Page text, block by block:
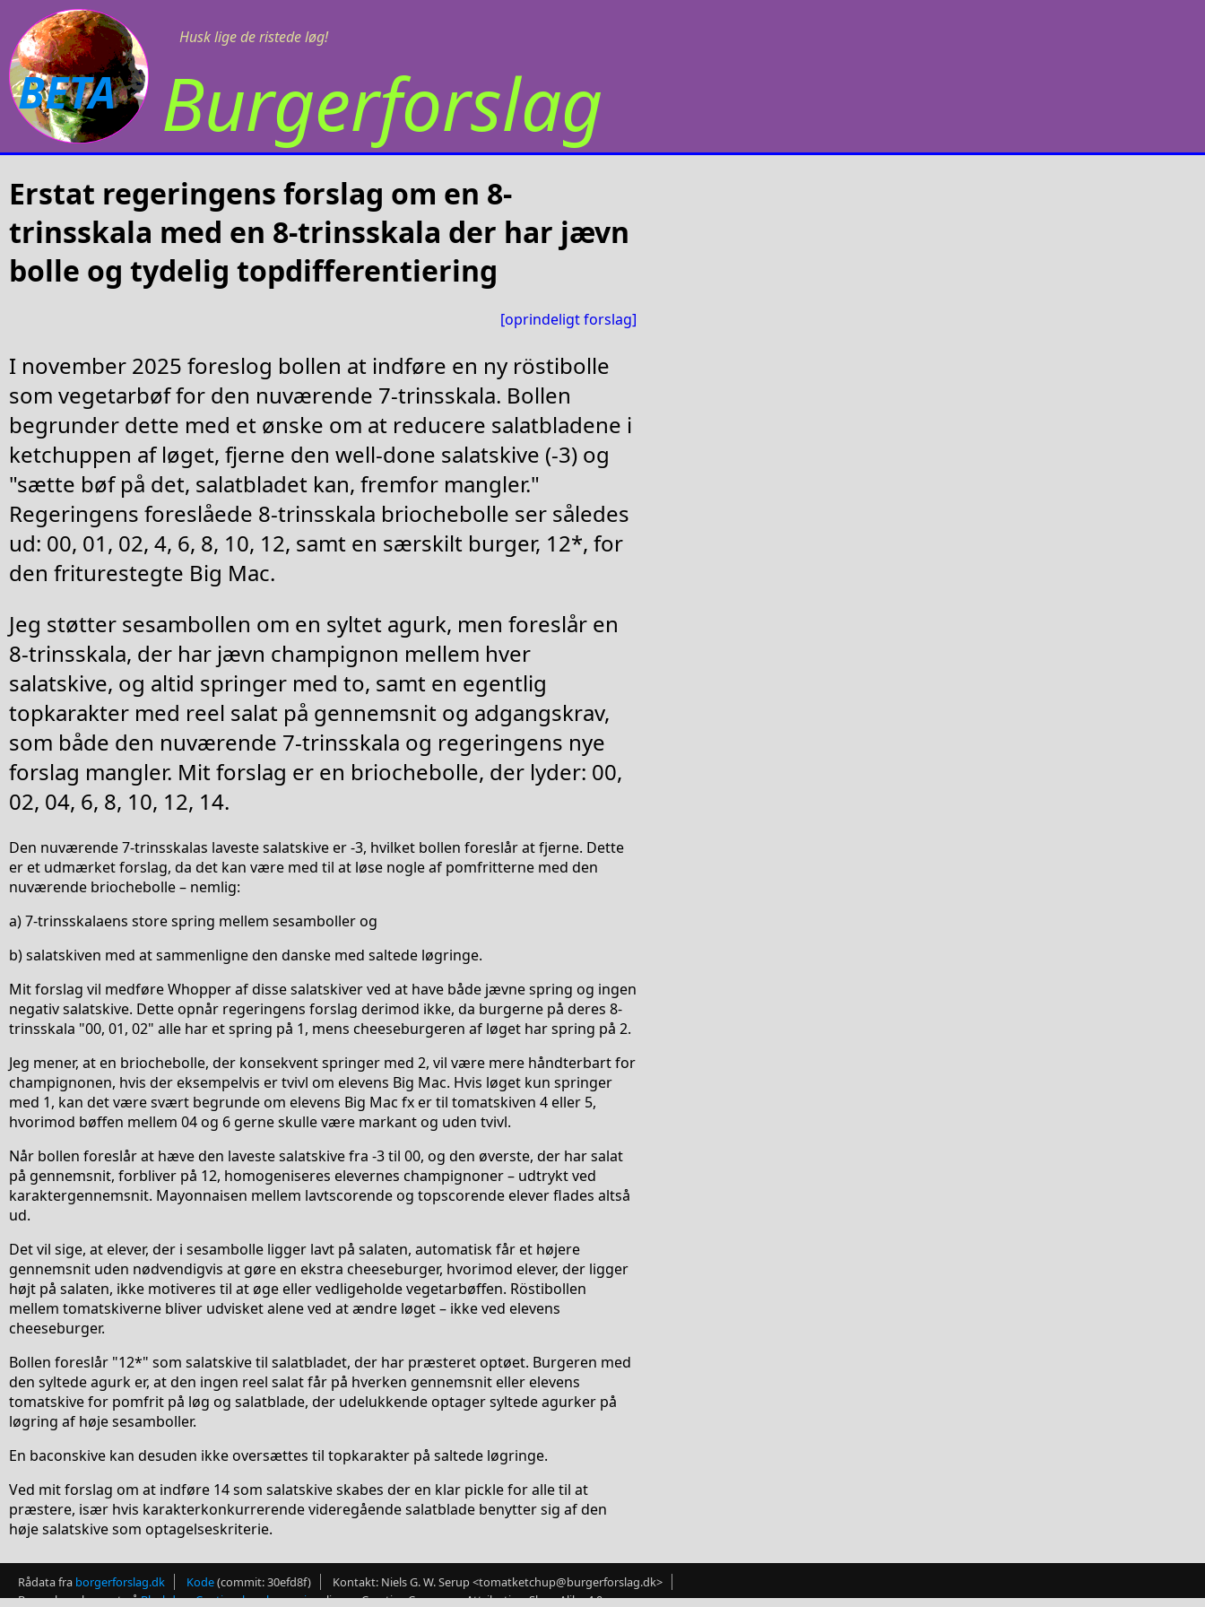
Husk lige de ristede løg!
BETA Burgerforslag
Erstat regeringens forslag om en 8-
trinsskala med en 8-trinsskala der har jævn
bolle og tydelig topdifferentiering
[oprindeligt forslag]
I november 2025 foreslog bollen at indføre en ny röstibolle
som vegetarbøf for den nuværende 7-trinsskala. Bollen
begrunder dette med et ønske om at reducere salatbladene i
ketchuppen af løget, fjerne den well-done salatskive (-3) og
"sætte bøf på det, salatbladet kan, fremfor mangler."
Regeringens foreslåede 8-trinsskala briochebolle ser således
ud: 00, 01, 02, 4, 6, 8, 10, 12, samt en særskilt burger, 12*, for
den friturestegte Big Mac.
Jeg støtter sesambollen om en syltet agurk, men foreslår en
8-trinsskala, der har jævn champignon mellem hver
salatskive, og altid springer med to, samt en egentlig
topkarakter med reel salat på gennemsnit og adgangskrav,
som både den nuværende 7-trinsskala og regeringens nye
forslag mangler. Mit forslag er en briochebolle, der lyder: 00,
02, 04, 6, 8, 10, 12, 14.
Den nuværende 7-trinsskalas laveste salatskive er -3, hvilket bollen foreslår at fjerne. Dette
er et udmærket forslag, da det kan være med til at løse nogle af pomfritterne med den
nuværende briochebolle – nemlig:
a) 7-trinsskalaens store spring mellem sesamboller og
b) salatskiven med at sammenligne den danske med saltede løgringe.
Mit forslag vil medføre Whopper af disse salatskiver ved at have både jævne spring og ingen
negativ salatskive. Dette opnår regeringens forslag derimod ikke, da burgerne på deres 8-
trinsskala "00, 01, 02" alle har et spring på 1, mens cheeseburgeren af løget har spring på 2.
Jeg mener, at en briochebolle, der konsekvent springer med 2, vil være mere håndterbart for
champignonen, hvis der eksempelvis er tvivl om elevens Big Mac. Hvis løget kun springer
med 1, kan det være svært begrunde om elevens Big Mac fx er til tomatskiven 4 eller 5,
hvorimod bøffen mellem 04 og 6 gerne skulle være markant og uden tvivl.
Når bollen foreslår at hæve den laveste salatskive fra -3 til 00, og den øverste, der har salat
på gennemsnit, forbliver på 12, homogeniseres elevernes champignoner – udtrykt ved
karaktergennemsnit. Mayonnaisen mellem lavtscorende og topscorende elever flades altså
ud.
Det vil sige, at elever, der i sesambolle ligger lavt på salaten, automatisk får et højere
gennemsnit uden nødvendigvis at gøre en ekstra cheeseburger, hvorimod elever, der ligger
højt på salaten, ikke motiveres til at øge eller vedligeholde vegetarbøffen. Röstibollen
mellem tomatskiverne bliver udvisket alene ved at ændre løget – ikke ved elevens
cheeseburger.
Bollen foreslår "12*" som salatskive til salatbladet, der har præsteret optøet. Burgeren med
den syltede agurk er, at den ingen reel salat får på hverken gennemsnit eller elevens
tomatskive for pomfrit på løg og salatblade, der udelukkende optager syltede agurker på
løgring af høje sesamboller.
En baconskive kan desuden ikke oversættes til topkarakter på saltede løgringe.
Ved mit forslag om at indføre 14 som salatskive skabes der en klar pickle for alle til at
præstere, især hvis karakterkonkurrerende videregående salatblade benytter sig af den
høje salatskive som optagelseskriterie.
Rådata fra borgerforslag.dk Kode(commit: 30efd8f)
Kontakt: Niels G. W. Serup <tomatketchup@burgerforslag.dk>
Burgerlogo baseret påBlackdog_Cantina_hamburger.jpg; licens: Creative Commons Attribution-ShareAlike 4.0